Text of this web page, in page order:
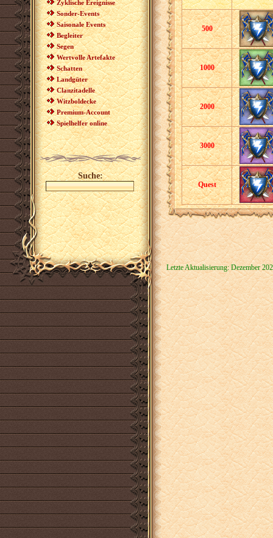
Zyklische Ereignisse
Sonder-Events
Saisonale Events
Begleiter
Segen
Wertvolle Artefakte
Schatten
Landgüter
Clanzitadelle
Witzboldecke
Premium-Account
Spielhelfer online
Suche:
500
1000
2000
3000
Quest
Letzte Aktualisierung: Dezember